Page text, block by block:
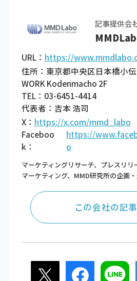
記事提供会
URL： https://
住所：東京都中央区日本橋小
WORK Kodenmacho 2F
TEL：03-6451-4414
代表者：吉本 浩司
X： https://x.com/mmd_labo
Faceboo
k：
https://
o
マーケティングリサーチ、プレスリ
マーケティング、MMD研究所の企画
この会社の記